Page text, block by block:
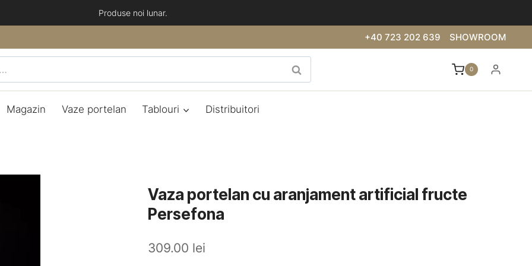
Produse noi lunar.
+40 723 202 639 SHOWROOM
0
Magazin Vaze portelan Tablouri Distribuitori
Vaza portelan cu aranjament artificial fructe
Persefona
309.00 lei